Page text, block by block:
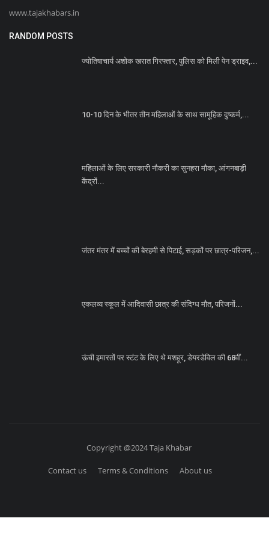
www.tajakhabars.in
RANDOM POSTS
ज्योतिषाचार्य अशोक खरात गिरफ्तार, पुलिस को मिली पेन ड्राइव,...
10-10 दिन के भीतर तीन महिलाओं के साथ सामूहिक दुष्कर्म,...
महिलाओं के लिए सरकारी नौकरी का सुनहरा मौका, आंगनबाड़ी
केंद्रों...
जंतर मंतर में बच्चों की बेरहमी से पिटाई, सड़कों पर छात्र-परिजन,...
एकलव्य स्कूल में आदिवासी छात्र की संदिग्ध मौत, परिजनों...
ऊंची इमारतों पर स्टंट के लिए थे मशहूर, डेयरडेविल की 68वीं...
Copyright @2024 Taja Khabar
Contact us Terms & Conditions About us